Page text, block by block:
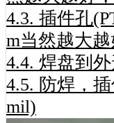
4.3. 插件孔
m当然越大
4.4. 焊盘到
4.5. 防焊，
mil)